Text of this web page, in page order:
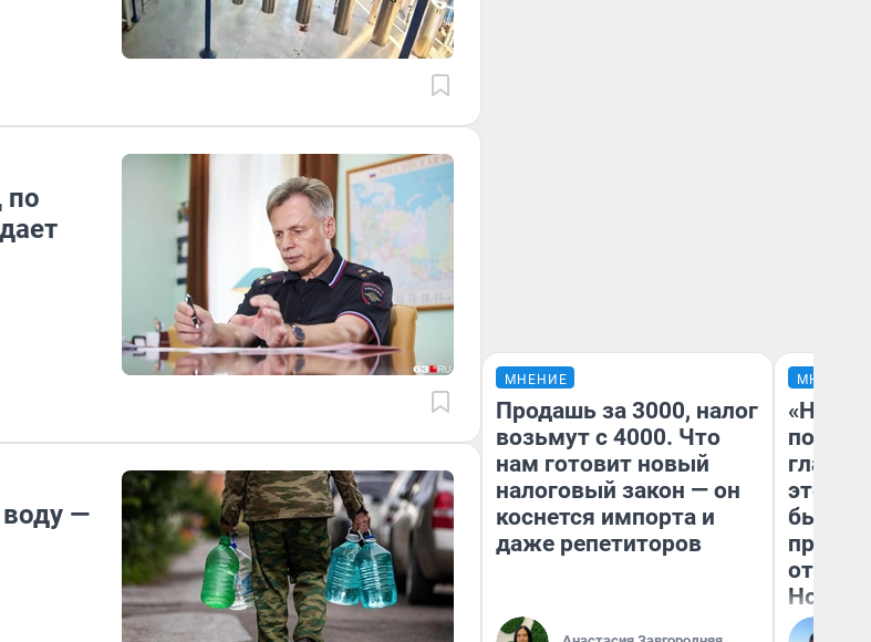
по
—
МНЕНИЕ
Продашь за 3000, налог
возьмут с 4000. Что
нам готовит новый
налоговый закон — он
коснется импорта и
даже репетиторов
МНЕНИЕ
этого
бьет
отзыв
Нолана